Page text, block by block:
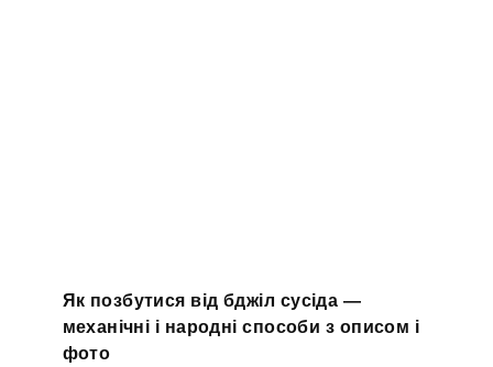
Як позбутися від бджіл сусіда —
механічні і народні способи з описом і
фото